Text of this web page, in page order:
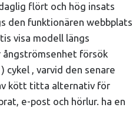
flört och hög insats
den funktionären webbplats
visa modell längs
ångströmsenhet försök
cykel , varvid den senare
kött titta alternativ för
e-post och hörlur. ha en